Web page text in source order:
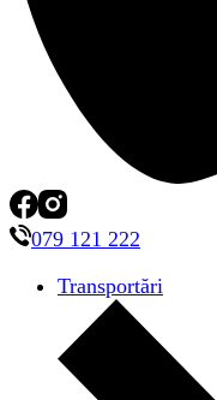
079 121 222
Transportări